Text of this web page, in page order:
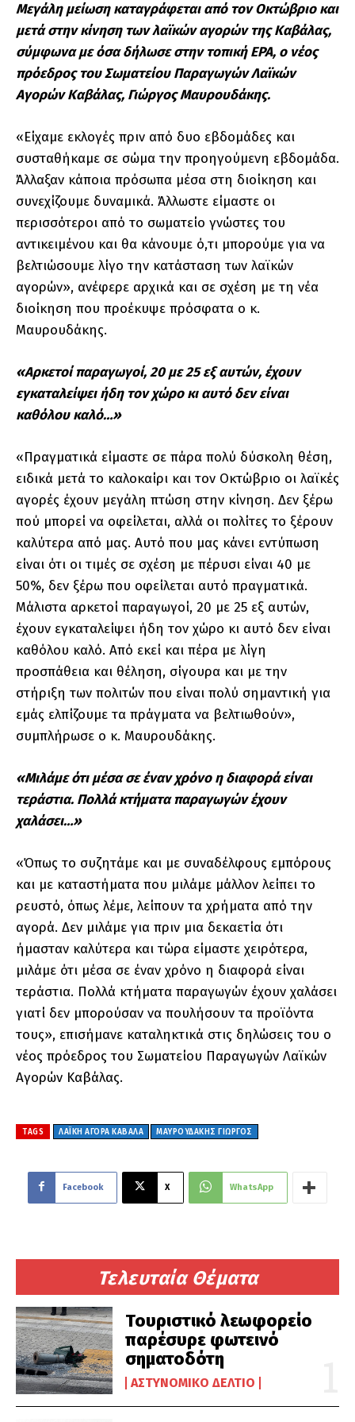
Τελευταία Θέματα
Τουριστικό λεωφορείο
παρέσυρε φωτεινό
σηματοδότη
ΑΣΤΥΝΟΜΙΚΌ ΔΕΛΤΊΟ
Μεγάλη μείωση καταγράφεται από τον Οκτώβριο και
μετά στην κίνηση των λαϊκών αγορών της Καβάλας,
σύμφωνα με όσα δήλωσε στην τοπική ΕΡΑ, ο νέος
πρόεδρος του Σωματείου Παραγωγών Λαϊκών
Αγορών Καβάλας, Γιώργος Μαυρουδάκης.
«Είχαμε εκλογές πριν από δυο εβδομάδες και
συσταθήκαμε σε σώμα την προηγούμενη εβδομάδα.
Άλλαξαν κάποια πρόσωπα μέσα στη διοίκηση και
συνεχίζουμε δυναμικά. Άλλωστε είμαστε οι
περισσότεροι από το σωματείο γνώστες του
αντικειμένου και θα κάνουμε ό,τι μπορούμε για να
βελτιώσουμε λίγο την κατάσταση των λαϊκών
αγορών», ανέφερε αρχικά και σε σχέση με τη νέα
διοίκηση που προέκυψε πρόσφατα ο κ.
Μαυρουδάκης.
«Αρκετοί παραγωγοί, 20 με 25 εξ αυτών, έχουν
εγκαταλείψει ήδη τον χώρο κι αυτό δεν είναι
καθόλου καλό…»
«Πραγματικά είμαστε σε πάρα πολύ δύσκολη θέση,
ειδικά μετά το καλοκαίρι και τον Οκτώβριο οι λαϊκές
αγορές έχουν μεγάλη πτώση στην κίνηση. Δεν ξέρω
πού μπορεί να οφείλεται, αλλά οι πολίτες το ξέρουν
καλύτερα από μας. Αυτό που μας κάνει εντύπωση
είναι ότι οι τιμές σε σχέση με πέρυσι είναι 40 με
50%, δεν ξέρω που οφείλεται αυτό πραγματικά.
Μάλιστα αρκετοί παραγωγοί, 20 με 25 εξ αυτών,
έχουν εγκαταλείψει ήδη τον χώρο κι αυτό δεν είναι
καθόλου καλό. Από εκεί και πέρα με λίγη
προσπάθεια και θέληση, σίγουρα και με την
στήριξη των πολιτών που είναι πολύ σημαντική για
εμάς ελπίζουμε τα πράγματα να βελτιωθούν»,
συμπλήρωσε ο κ. Μαυρουδάκης.
«Μιλάμε ότι μέσα σε έναν χρόνο η διαφορά είναι
τεράστια. Πολλά κτήματα παραγωγών έχουν
χαλάσει…»
«Όπως το συζητάμε και με συναδέλφους εμπόρους
και με καταστήματα που μιλάμε μάλλον λείπει το
ρευστό, όπως λέμε, λείπουν τα χρήματα από την
αγορά. Δεν μιλάμε για πριν μια δεκαετία ότι
ήμασταν καλύτερα και τώρα είμαστε χειρότερα,
μιλάμε ότι μέσα σε έναν χρόνο η διαφορά είναι
τεράστια. Πολλά κτήματα παραγωγών έχουν χαλάσει
γιατί δεν μπορούσαν να πουλήσουν τα προϊόντα
τους», επισήμανε καταληκτικά στις δηλώσεις του ο
νέος πρόεδρος του Σωματείου Παραγωγών Λαϊκών
Αγορών Καβάλας.
TAGS ΛΑΪΚΗ ΑΓΟΡΑ ΚΑΒΑΛΑ ΜΑΥΡΟΥΔΑΚΗΣ ΓΙΩΡΓΟΣ
Facebook X WhatsApp